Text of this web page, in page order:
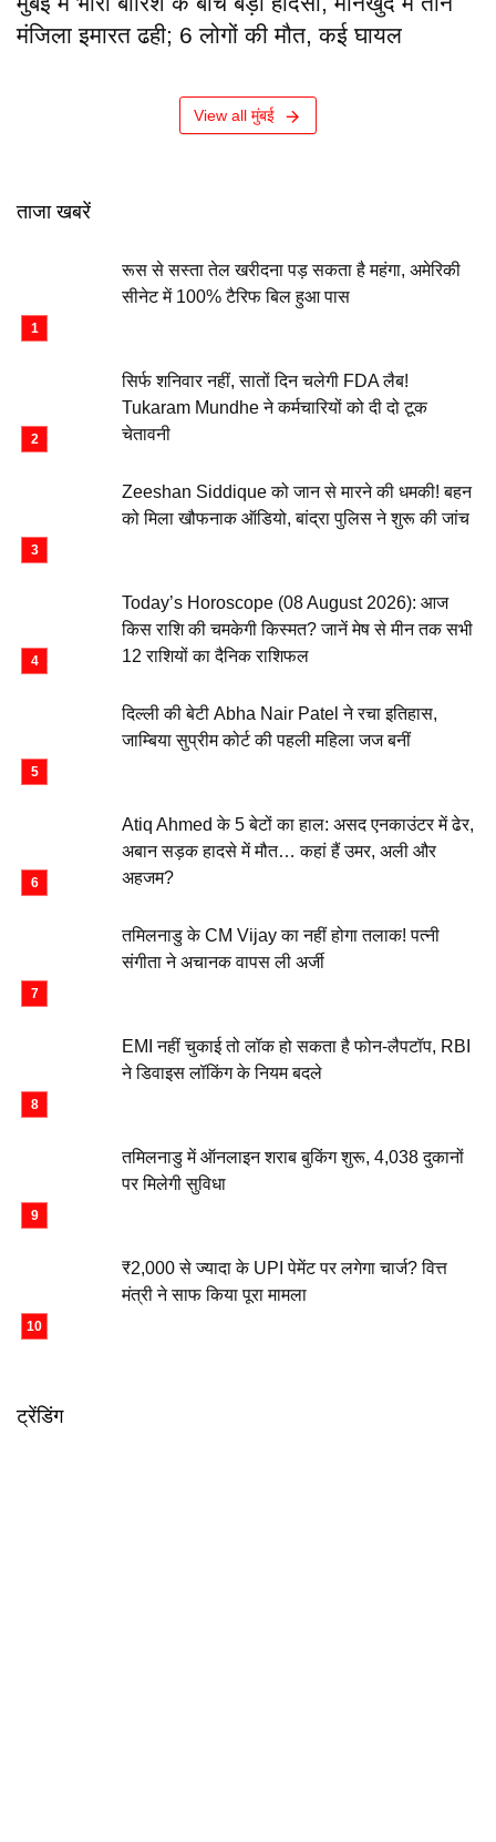
मंजिला इमारत ढही; 6 लोगों की मौत, कई घायल
View all मुंबई
ताजा खबरें
रूस से सस्ता तेल खरीदना पड़ सकता है महंगा, अमेरिकी
सीनेट में 100% टैरिफ बिल हुआ पास
सिर्फ शनिवार नहीं, सातों दिन चलेगी FDA लैब!
Tukaram Mundhe ने कर्मचारियों को दी दो टूक
चेतावनी
Zeeshan Siddique को जान से मारने की धमकी! बहन
को मिला खौफनाक ऑडियो, बांद्रा पुलिस ने शुरू की जांच
Today’s Horoscope (08 August 2026): आज
किस राशि की चमकेगी किस्मत? जानें मेष से मीन तक सभी
12 राशियों का दैनिक राशिफल
दिल्ली की बेटी Abha Nair Patel ने रचा इतिहास,
जाम्बिया सुप्रीम कोर्ट की पहली महिला जज बनीं
Atiq Ahmed के 5 बेटों का हाल: असद एनकाउंटर में ढेर,
अबान सड़क हादसे में मौत… कहां हैं उमर, अली और
अहजम?
तमिलनाडु के CM Vijay का नहीं होगा तलाक! पत्नी
संगीता ने अचानक वापस ली अर्जी
EMI नहीं चुकाई तो लॉक हो सकता है फोन-लैपटॉप, RBI
ने डिवाइस लॉकिंग के नियम बदले
तमिलनाडु में ऑनलाइन शराब बुकिंग शुरू, 4,038 दुकानों
पर मिलेगी सुविधा
₹2,000 से ज्यादा के UPI पेमेंट पर लगेगा चार्ज? वित्त
मंत्री ने साफ किया पूरा मामला
ट्रेंडिंग